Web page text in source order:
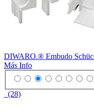
DIWARO.® Embudo
Más Info
(28)